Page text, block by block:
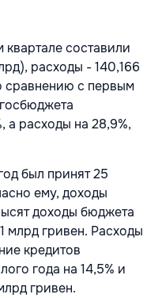
составили
расходы - 140,166
сравнению с первым
а расходы на 28,9%,
был принят 25
ему, доходы
доходы бюджета
млрд гривен. Расходы
кредитов
года на 14,5% и
гривен.